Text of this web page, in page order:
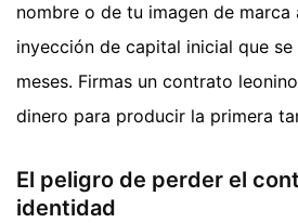
nombre o de tu imagen de marca
inyección de capital inicial que se
meses. Firmas un contrato
dinero para producir la primera
El peligro de perder el
identidad